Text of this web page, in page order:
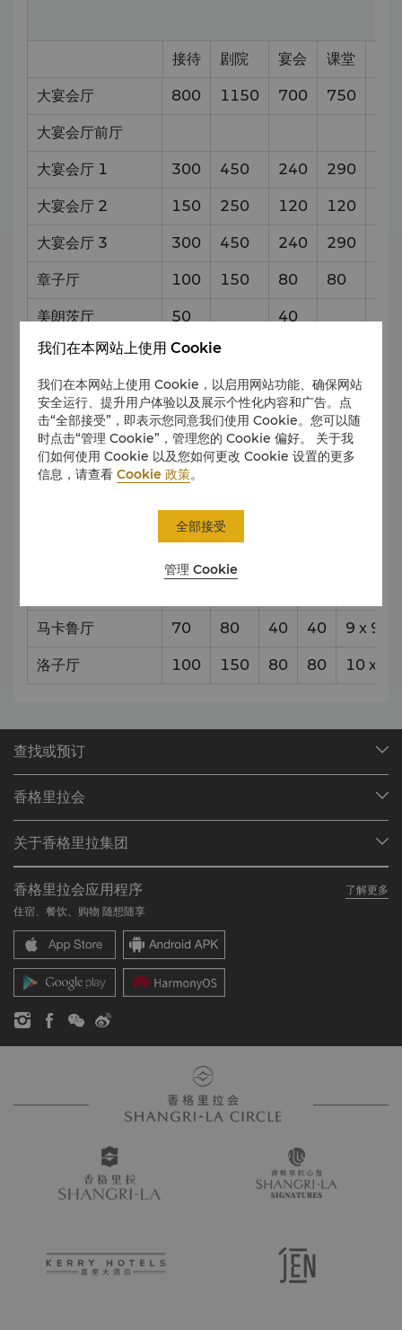
接待 剧院 宴会 课堂
大宴会厅 800 1150 700 750
大宴会厅前厅
大宴会厅 1 300 450 240 290
大宴会厅 2 150 250 120 120
大宴会厅 3 300 450 240 290
章子厅 100 150 80 80
美朗茨厅 50 40
卡瓦格博厅 70 110
卓奥友厅 70 110 60 60
5层
接待 剧院
马卡鲁厅 70 80 40 40 9 x 9
洛子厅 100 150 80 80 10 x
查找或预订
查找预订
餐厅与酒吧
香格里拉会
加入香格里拉会
常见问题
联络我们
关于香格里拉集团
我们的酒店品牌
香格里拉中心
香格里拉公寓
联系方式
职业发展
企业社会责任
新闻稿
香格里拉会应用程序
了解更多
住宿、餐饮、购物 随想随享
我们在本网站上使用 Cookie
我们在本网站上使用 Cookie，以启用网站功能、确保网站
安全运行、提升用户体验以及展示个性化内容和广告。点
击“全部接受”，即表示您同意我们使用 Cookie。您可以随
时点击“管理 Cookie”，管理您的 Cookie 偏好。 关于我
们如何使用 Cookie 以及您如何更改 Cookie 设置的更多
信息，请查看Cookie 政策。
管理 Cookie
全部接受